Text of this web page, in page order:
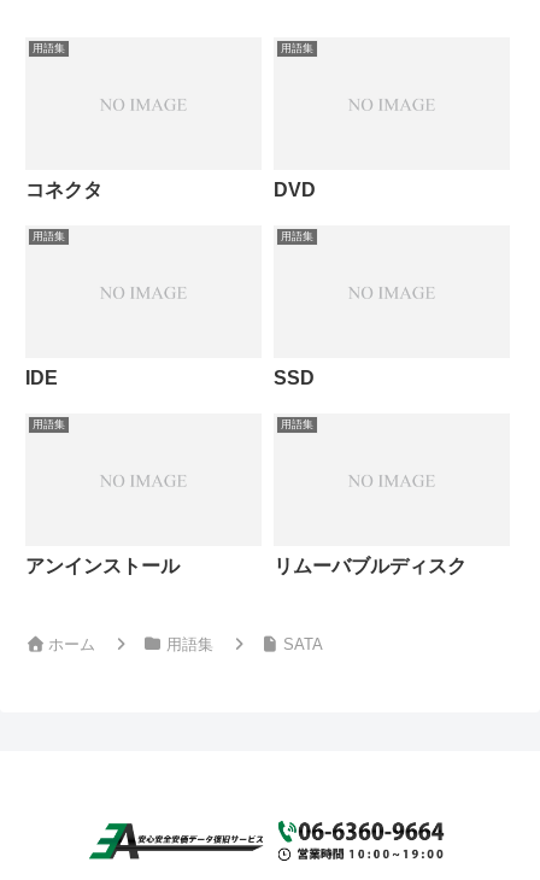
用語集
コネクタ
用語集
DVD
用語集
IDE
用語集
SSD
用語集
アンインストール
用語集
リムーバブルディスク
ホーム 用語集 SATA